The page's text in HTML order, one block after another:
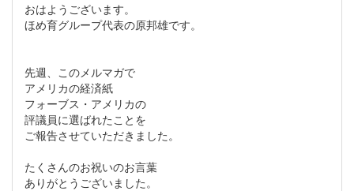
おはようございます。
ほめ育グループ代表の原邦雄です。
先週、このメルマガで
アメリカの経済紙
フォーブス・アメリカの
評議員に選ばれたことを
ご報告させていただきました。
たくさんのお祝いのお言葉
ありがとうございました。